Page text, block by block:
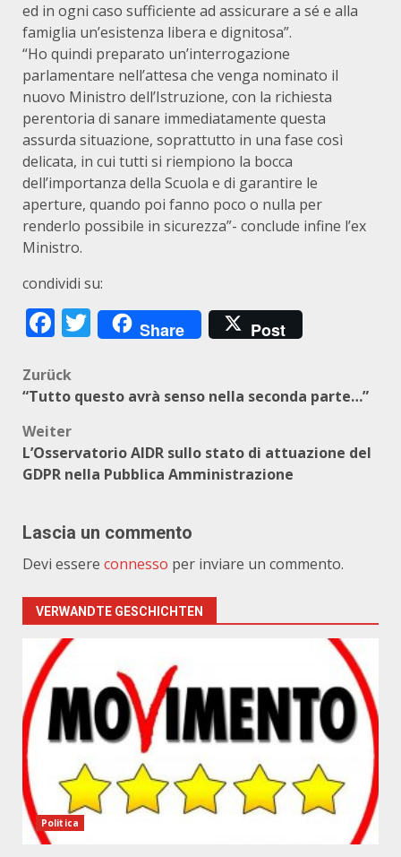
ed in ogni caso sufficiente ad assicurare a sé e alla
famiglia un’esistenza libera e dignitosa”.
“Ho quindi preparato un’interrogazione
parlamentare nell’attesa che venga nominato il
nuovo Ministro dell’Istruzione, con la richiesta
perentoria di sanare immediatamente questa
assurda situazione, soprattutto in una fase così
delicata, in cui tutti si riempiono la bocca
dell’importanza della Scuola e di garantire le
aperture, quando poi fanno poco o nulla per
renderlo possibile in sicurezza”- conclude infine l’ex
Ministro.
condividi su:
Facebook
Twitter
Share Post
Beitragsnavigation
Zurück
“Tutto questo avrà senso nella seconda parte…”
Weiter
L’Osservatorio AIDR sullo stato di attuazione del
GDPR nella Pubblica Amministrazione
Lascia un commento
Devi essere connesso per inviare un commento.
VERWANDTE GESCHICHTEN
Politica